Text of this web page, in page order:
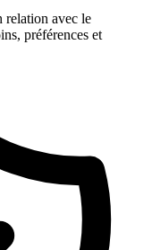
relation avec le
préférences et